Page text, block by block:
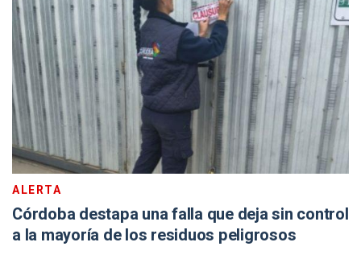
ALERTA
Córdoba destapa una falla que deja sin control
a la mayoría de los residuos peligrosos